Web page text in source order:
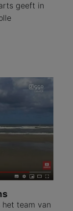
geeft in
team van